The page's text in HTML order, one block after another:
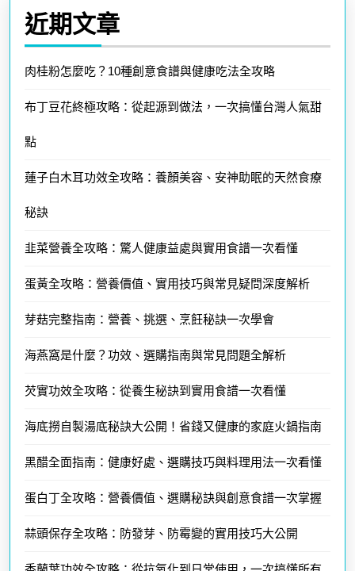
近期文章
肉桂粉怎麼吃？10種創意食譜與健康吃法全攻略
布丁豆花終極攻略：從起源到做法，一次搞懂台灣人氣甜
點
蓮子白木耳功效全攻略：養顏美容、安神助眠的天然食療
秘訣
韭菜營養全攻略：驚人健康益處與實用食譜一次看懂
蛋黃全攻略：營養價值、實用技巧與常見疑問深度解析
芽菇完整指南：營養、挑選、烹飪秘訣一次學會
海燕窩是什麼？功效、選購指南與常見問題全解析
芡實功效全攻略：從養生秘訣到實用食譜一次看懂
海底撈自製湯底秘訣大公開！省錢又健康的家庭火鍋指南
黑醋全面指南：健康好處、選購技巧與料理用法一次看懂
蛋白丁全攻略：營養價值、選購秘訣與創意食譜一次掌握
蒜頭保存全攻略：防發芽、防霉變的實用技巧大公開